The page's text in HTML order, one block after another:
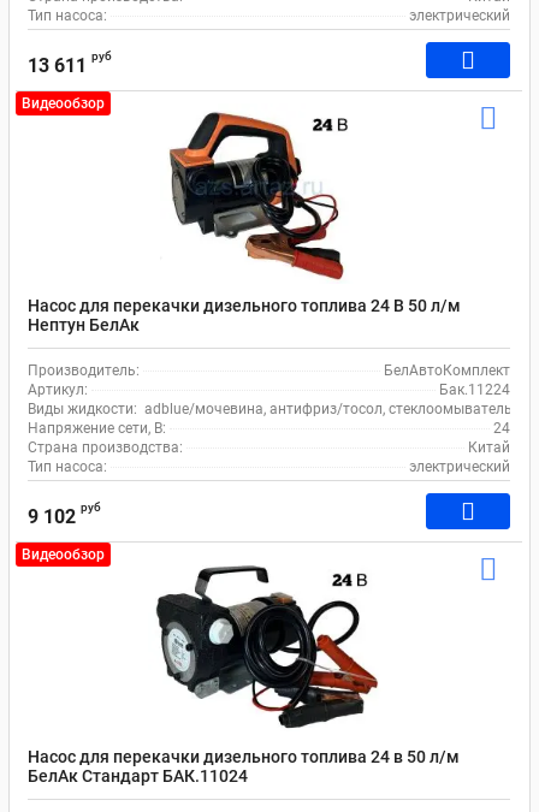
Тип насоса:
электрический
13 611 руб
Видеообзор
Насос для перекачки дизельного топлива 24 В 50 л/м
Нептун БелАк
Производитель:
БелАвтоКомплект
Артикул:
Бак.11224
Виды жидкости: adblue/мочевина, антифриз/тосол, стеклоомыватель,
Напряжение сети, В:
24
Страна производства:
Китай
Тип насоса:
электрический
9 102 руб
Видеообзор
Насос для перекачки дизельного топлива 24 в 50 л/м
БелАк Стандарт БАК.11024